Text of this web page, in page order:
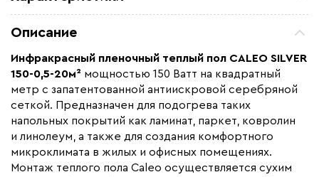
Мощность (Вт) 3000
Назначение
Под линолеум / ковролин,
Монтаж Сухой монтаж
Макс. рабочая температура (C)
Макс. ток нагрузки (А) 13,6
Описание
Инфракрасный пленочный теплый пол CALEO SILVER
150-0,5-20м² мощностью 150 Ватт на квадратный
метр с запатентованной антиискровой серебряной
сеткой. Предназначен для подогрева таких
напольных покрытий как ламинат, паркет, ковролин
и линолеум, а также для создания комфортного
микроклимата в жилых и офисных помещениях.
Монтаж теплого пола Caleo осуществляется сухим